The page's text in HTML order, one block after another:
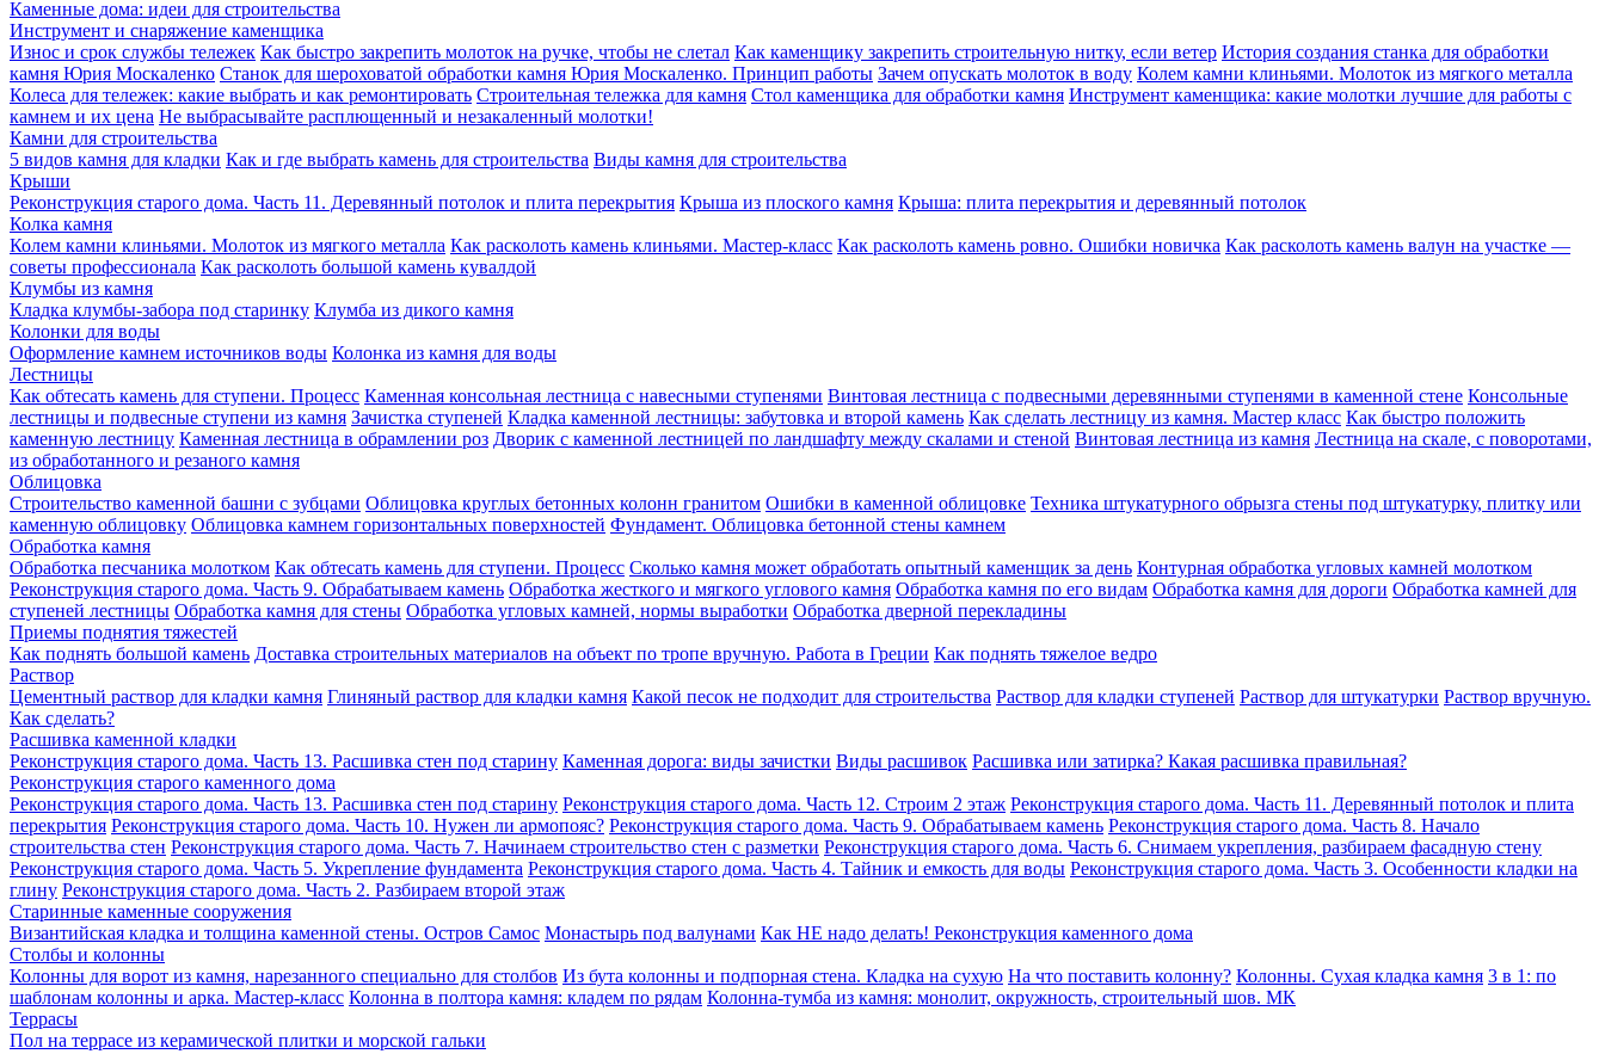
Каменные дома: идеи для строительства
Инструмент и снаряжение каменщика
Износ и срок службы тележек Как быстро закрепить молоток на ручке, чтобы не слетал Как каменщику закрепить строительную нитку, если ветер История создания станка для обработки
камня Юрия Москаленко Станок для шероховатой обработки камня Юрия Москаленко. Принцип работы Зачем опускать молоток в воду Колем камни клиньями. Молоток из мягкого металла
Колеса для тележек: какие выбрать и как ремонтировать Строительная тележка для камня Стол каменщика для обработки камня Инструмент каменщика: какие молотки лучшие для работы с
камнем и их цена Не выбрасывайте расплющенный и незакаленный молотки!
Камни для строительства
5 видов камня для кладки Как и где выбрать камень для строительства Виды камня для строительства
Крыши
Реконструкция старого дома. Часть 11. Деревянный потолок и плита перекрытия Крыша из плоского камня Крыша: плита перекрытия и деревянный потолок
Колка камня
Колем камни клиньями. Молоток из мягкого металла Как расколоть камень клиньями. Мастер-класс Как расколоть камень ровно. Ошибки новичка Как расколоть камень валун на участке —
советы профессионала Как расколоть большой камень кувалдой
Клумбы из камня
Кладка клумбы-забора под старинку Клумба из дикого камня
Колонки для воды
Оформление камнем источников воды Колонка из камня для воды
Лестницы
Как обтесать камень для ступени. Процесс Каменная консольная лестница с навесными ступенями Винтовая лестница с подвесными деревянными ступенями в каменной стене Консольные
лестницы и подвесные ступени из камня Зачистка ступеней Кладка каменной лестницы: забутовка и второй камень Как сделать лестницу из камня. Мастер класс Как быстро положить
каменную лестницу Каменная лестница в обрамлении роз Дворик с каменной лестницей по ландшафту между скалами и стеной Винтовая лестница из камня Лестница на скале, с поворотами,
из обработанного и резаного камня
Облицовка
Строительство каменной башни с зубцами Облицовка круглых бетонных колонн гранитом Ошибки в каменной облицовке Техника штукатурного обрызга стены под штукатурку, плитку или
каменную облицовку Облицовка камнем горизонтальных поверхностей Фундамент. Облицовка бетонной стены камнем
Обработка камня
Обработка песчаника молотком Как обтесать камень для ступени. Процесс Сколько камня может обработать опытный каменщик за день Контурная обработка угловых камней молотком
Реконструкция старого дома. Часть 9. Обрабатываем камень Обработка жесткого и мягкого углового камня Обработка камня по его видам Обработка камня для дороги Обработка камней для
ступеней лестницы Обработка камня для стены Обработка угловых камней, нормы выработки Обработка дверной перекладины
Приемы поднятия тяжестей
Как поднять большой камень Доставка строительных материалов на объект по тропе вручную. Работа в Греции Как поднять тяжелое ведро
Раствор
Цементный раствор для кладки камня Глиняный раствор для кладки камня Какой песок не подходит для строительства Раствор для кладки ступеней Раствор для штукатурки Раствор вручную.
Как сделать?
Расшивка каменной кладки
Реконструкция старого дома. Часть 13. Расшивка стен под старину Каменная дорога: виды зачистки Виды расшивок Расшивка или затирка? Какая расшивка правильная?
Реконструкция старого каменного дома
Реконструкция старого дома. Часть 13. Расшивка стен под старину Реконструкция старого дома. Часть 12. Строим 2 этаж Реконструкция старого дома. Часть 11. Деревянный потолок и плита
перекрытия Реконструкция старого дома. Часть 10. Нужен ли армопояс? Реконструкция старого дома. Часть 9. Обрабатываем камень Реконструкция старого дома. Часть 8. Начало
строительства стен Реконструкция старого дома. Часть 7. Начинаем строительство стен с разметки Реконструкция старого дома. Часть 6. Снимаем укрепления, разбираем фасадную стену
Реконструкция старого дома. Часть 5. Укрепление фундамента Реконструкция старого дома. Часть 4. Тайник и емкость для воды Реконструкция старого дома. Часть 3. Особенности кладки на
глину Реконструкция старого дома. Часть 2. Разбираем второй этаж
Старинные каменные сооружения
Византийская кладка и толщина каменной стены. Остров Самос Монастырь под валунами Как НЕ надо делать! Реконструкция каменного дома
Столбы и колонны
Колонны для ворот из камня, нарезанного специально для столбов Из бута колонны и подпорная стена. Кладка на сухую На что поставить колонну? Колонны. Сухая кладка камня 3 в 1: по
шаблонам колонны и арка. Мастер-класс Колонна в полтора камня: кладем по рядам Колонна-тумба из камня: монолит, окружность, строительный шов. МК
Террасы
Пол на террасе из керамической плитки и морской гальки